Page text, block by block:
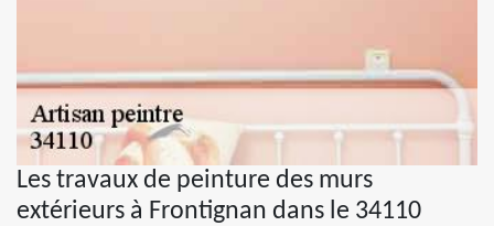
Les travaux de peinture des murs
extérieurs à Frontignan dans le 34110